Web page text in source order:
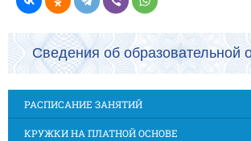
Сведения об образовательной
РАСПИСАНИЕ ЗАНЯТИЙ
КРУЖКИ НА ПЛАТНОЙ ОСНОВЕ